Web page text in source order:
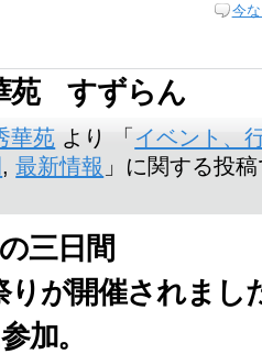
今
苑 すずらん
華苑 より 「 イベント、
,最新情報 」に関する投
三日間
りが開催されまし
加。